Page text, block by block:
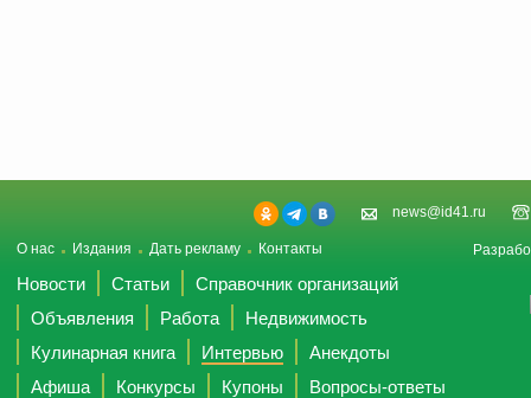
news@id41.ru
О нас Издания Дать рекламу Контакты
Новости Статьи
Справочник организаций
Объявления
Работа
Недвижимость
Кулинарная книга
Интервью
Анекдоты
Афиша
Конкурсы Купоны
Вопросы-ответы